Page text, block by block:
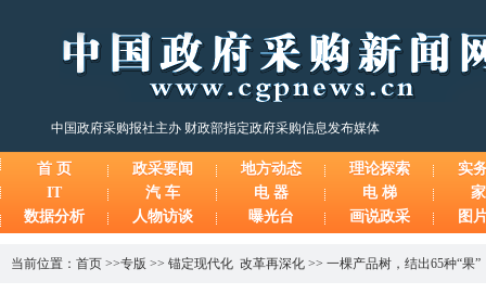
中国政府采购报社主办 财政部指定政府采购信息发布媒体
首 页 政采要闻 地方动态 理论探索
实
IT
汽 车 电 器 电 梯
数据分析
人物访谈 曝光台 画说政采 图
当前位置： 首页 >>专版 >> 锚定现代化 改革再深化 >> 一棵产品树，结出65种“果”